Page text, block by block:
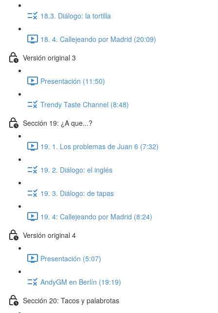
18.3. Diálogo: la tortilla
18. 4. Callejeando por Madrid (20:09)
Versión original 3
Presentación (11:50)
Trendy Taste Channel (8:48)
Sección 19: ¿A que...?
19. 1. Los problemas de Juan 6 (7:32)
19. 2. Diálogo: el inglés
19. 3. Diálogo: de tapas
19. 4: Callejeando por Madrid (8:24)
Versión original 4
Presentación (5:07)
AndyGM en Berlín (19:19)
Sección 20: Tacos y palabrotas